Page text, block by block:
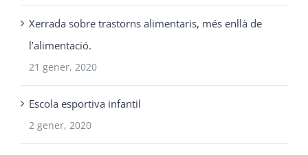
Xerrada sobre trastorns alimentaris, més enllà de
l’alimentació.
21 gener, 2020
Escola esportiva infantil
2 gener, 2020